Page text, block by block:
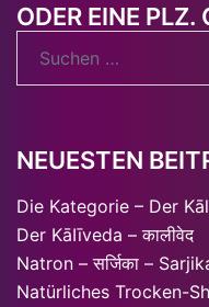
ODER EINE
nach:
NEUESTEN
Die Kategorie – Der
Der KāIīveda – कालीवेद
Natron – सर्जिका –
Natürliches Trocken-